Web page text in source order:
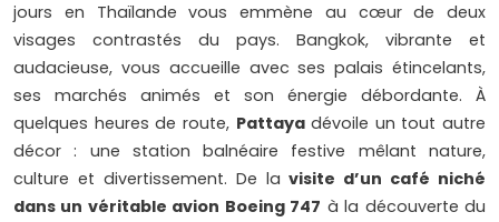
jours en Thaïlande vous emmène au cœur de deux
visages contrastés du pays. Bangkok, vibrante et
audacieuse, vous accueille avec ses palais étincelants,
ses marchés animés et son énergie débordante. À
quelques heures de route, Pattayadévoile un tout autre
décor : une station balnéaire festive mêlant nature,
culture et divertissement. De lavisite d’un café niché
dans un véritable avion Boeing 747 à la découverte du